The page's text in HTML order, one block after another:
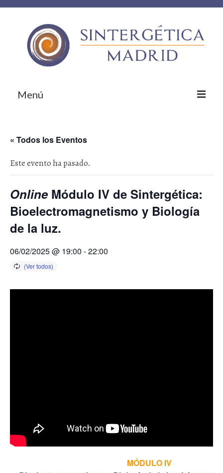
Menú
Sobre nosotros
¿Qué te ofrecemos?
Próximas actividades
« Todos los Eventos
Este evento ha pasado.
OnlineMódulo IV de Sintergética:
Bioelectromagnetismo y Biología
de la luz.
06/02/2025 @ 19:00 -22:00
MÓDULO IV